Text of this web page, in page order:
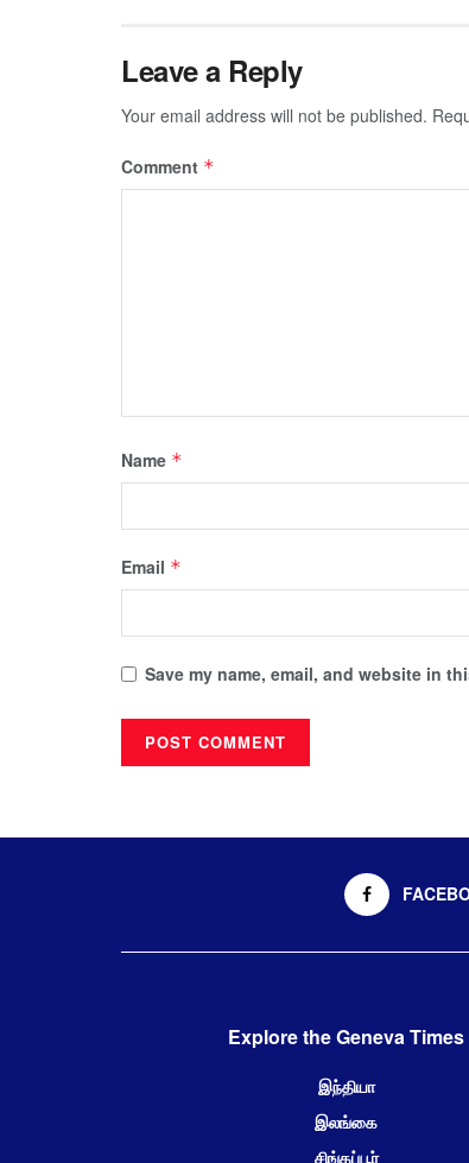
Leave a Reply
Your email address will not be published.
Comment *
Name *
Email *
Save my name, email, and website in
Explore the Geneva Times
இந்தியா
இலங்கை
சிங்கப்பூர்